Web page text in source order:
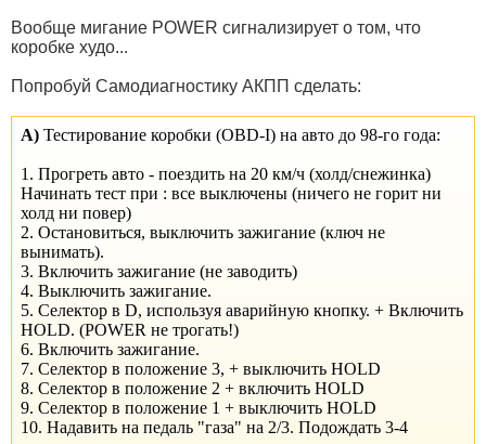
Вообще мигание POWER сигнализирует о том, что
коробке худо...
Попробуй Самодиагностику АКПП сделать:
А) Тестирование коробки (OBD-I) на авто до 98-го года:
1. Прогреть авто - поездить на 20 км/ч (холд/снежинка)
Начинать тест при : все выключены (ничего не горит ни
холд ни повер)
2. Остановиться, выключить зажигание (ключ не
вынимать).
3. Включить зажигание (не заводить)
4. Выключить зажигание.
5. Селектор в D, используя аварийную кнопку. + Включить
HOLD. (POWER не трогать!)
6. Включить зажигание.
7. Селектор в положение 3, + выключить HOLD
8. Селектор в положение 2 + включить HOLD
9. Селектор в положение 1 + выключить HOLD
10. Надавить на педаль "газа" на 2/3. Подождать 3-4